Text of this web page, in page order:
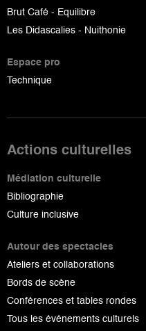
Brut Café - Equilibre
Les Didascalies - Nuithonie
Espace pro
Technique
Actions culturelles
Médiation culturelle
Bibliographie
Culture inclusive
Autour des spectacles
Ateliers et collaborations
Bords de scène
Conférences et tables rondes
Tous les événements culturels